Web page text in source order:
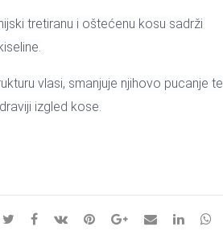
tretiranu i oštećenu kosu sadrži
vlasi, smanjuje njihovo pucanje te
izgled kose.